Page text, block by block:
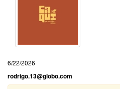
6/22/2026
rodrigo.13@globo.com